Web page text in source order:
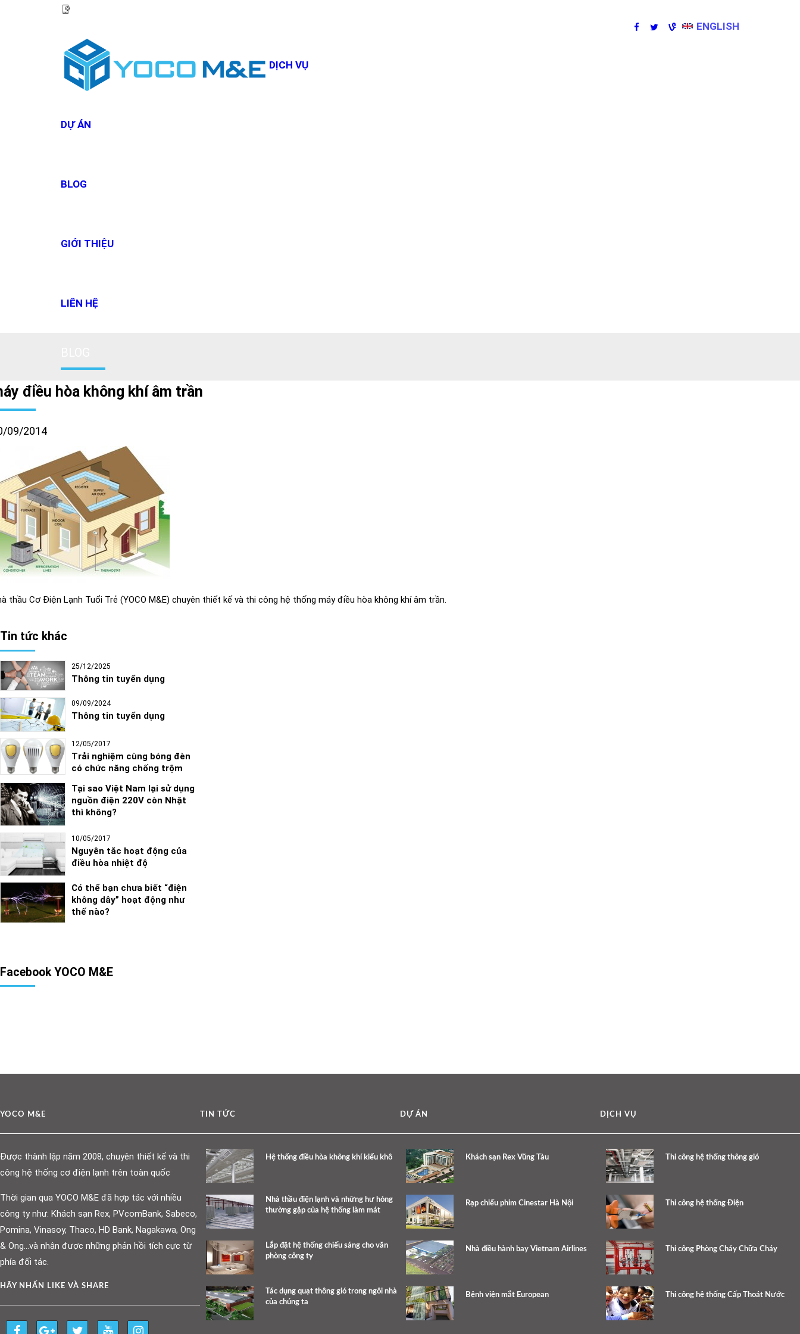
ENGLISH
DỊCH VỤ
DỰ ÁN
BLOG
GIỚI THIỆU
LIÊN HỆ
điều hòa không khí âm trần
09/2014
thầu Cơ Điện Lạnh Tuổi Trẻ (YOCO M&E) chuyên thiết kế và thi công hệ thống máy điều hòa không khí âm trần.
Tin tức khác
25/12/2025
Thông tin tuyển dụng
09/09/2024
Thông tin tuyển dụng
12/05/2017
Trải nghiệm cùng bóng đèn
có chức năng chống trộm
Tại sao Việt Nam lại sử dụng
nguồn điện 220V còn Nhật
thì không?
10/05/2017
Nguyên tắc hoạt động của
điều hòa nhiệt độ
Có thể bạn chưa biết “điện
không dây” hoạt động như
thế nào?
Facebook YOCO M&E
YOCO M&E
Được thành lập năm 2008, chuyên thiết kế và thi
công hệ thống cơ điện lạnh trên toàn quốc
Thời gian qua YOCO M&E đã hợp tác với nhiều
công ty như: Khách sạn Rex, PVcomBank, Sabeco,
Pomina, Vinasoy, Thaco, HD Bank, Nagakawa, Ong
& Ong…và nhận được những phản hồi tích cực từ
phía đối tác.
HÃY NHẤN LIKE VÀ SHARE
TIN TỨC
Hệ thống điều hòa không khí kiểu khô
Nhà thầu điện lạnh và những hư hỏng
thường gặp của hệ thống làm mát
Lắp đặt hệ thống chiếu sáng cho văn
phòng công ty
Tác dụng quạt thông gió trong ngôi nhà
của chúng ta
DỰ ÁN
Khách sạn Rex Vũng Tàu
Rạp chiếu phim Cinestar Hà Nội
Nhà điều hành bay Vietnam Airlines
Bệnh viện mắt European
DỊCH VỤ
Thi công hệ thống thông gió
Thi công hệ thống Điện
Thi công Phòng Cháy Chữa Cháy
Thi công hệ thống Cấp Thoát Nước